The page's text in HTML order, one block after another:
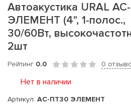
Автоакустика URAL
ЭЛЕМЕНТ (4", 1-полос.,
30/60Вт,
2шт
Рейтинг 0.0 0
Нет в наличии
Артикул: АС-ПТ30 ЭЛЕМЕНТ